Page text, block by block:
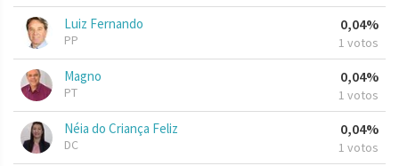
Luiz Fernando
PP
0,04%
1 votos
Magno
PT
0,04%
1 votos
Néia do Criança Feliz
DC
0,04%
1 votos